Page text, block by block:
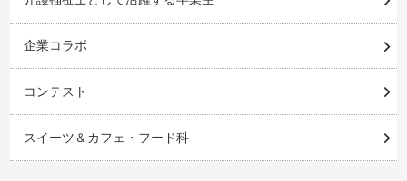
企業コラボ
コンテスト
スイーツ＆カフェ・フード科